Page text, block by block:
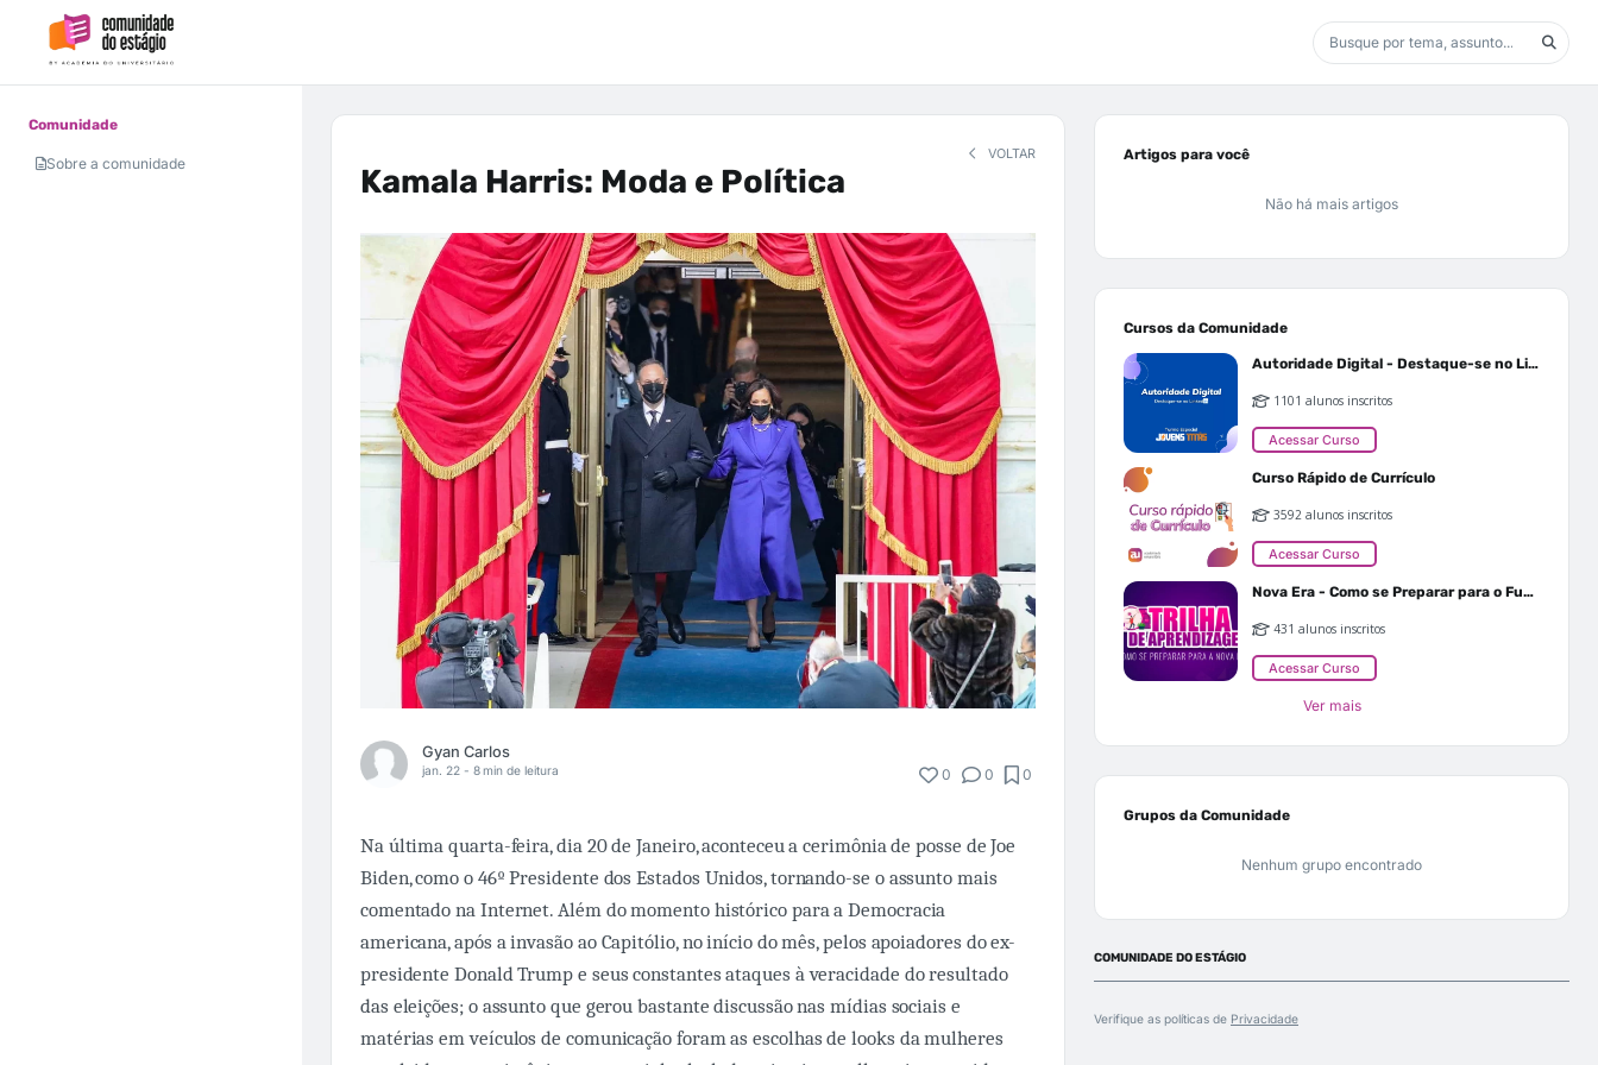
Comunidade
Sobre a comunidade
VOLTAR
Kamala Harris: Moda e Política
Gyan Carlos
jan. 22 - 8 min de leitura 0 0 0
Na última quarta-feira, dia 20 de Janeiro, aconteceu a cerimônia de posse de Joe
Biden, como o 46º Presidente dos Estados Unidos, tornando-se o assunto mais
comentado na Internet. Além do momento histórico para a Democracia
americana, após a invasão ao Capitólio, no início do mês, pelos apoiadores do ex-
presidente Donald Trump e seus constantes ataques à veracidade do resultado
das eleições; o assunto que gerou bastante discussão nas mídias sociais e
matérias em veículos de comunicação foram as escolhas de looks da mulheres
Artigos para você
Não há mais artigos
Cursos da Comunidade
Autoridade Digital - Destaque-se no Linkedin
1101 alunos inscritos
Acessar Curso
Curso Rápido de Currículo
3592 alunos inscritos
Acessar Curso
Nova Era - Como se Preparar para o Futuro
431 alunos inscritos
Acessar Curso
Ver mais
Grupos da Comunidade
Nenhum grupo encontrado
COMUNIDADE DO ESTÁGIO
Verifique as políticas de Privacidade